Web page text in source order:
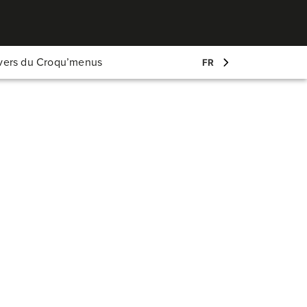
Mon compte
Log-in
du Croqu’menus FR